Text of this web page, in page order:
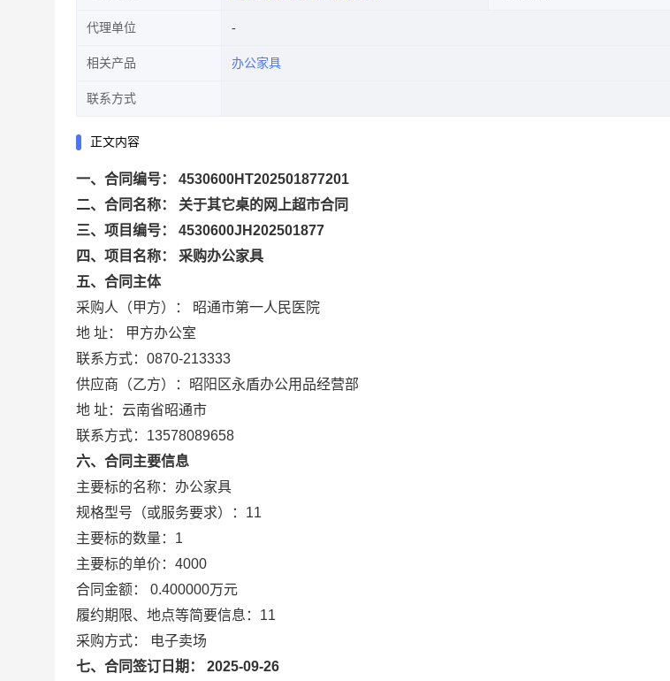
代理单位
相关产品 办公家具
联系方式
正文内容
一、合同编号： 4530600HT202501877201
二、合同名称： 关于其它桌的网上超市合同
三、项目编号： 4530600JH202501877
四、项目名称： 采购办公家具
五、合同主体
采购人（甲方）： 昭通市第一人民医院
地 址： 甲方办公室
联系方式：0870-213333
供应商（乙方）：昭阳区永盾办公用品经营部
地 址：云南省昭通市
联系方式：13578089658
六、合同主要信息
主要标的名称：办公家具
规格型号（或服务要求）：11
主要标的数量：1
主要标的单价：4000
合同金额： 0.400000万元
履约期限、地点等简要信息：11
采购方式： 电子卖场
七、合同签订日期： 2025-09-26